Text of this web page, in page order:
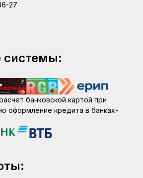
27
системы:
банковской картой при
оформление кредита в банках-